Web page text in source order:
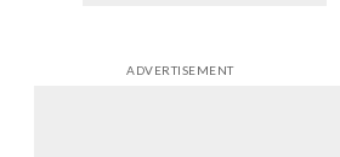
ADVERTISEMENT